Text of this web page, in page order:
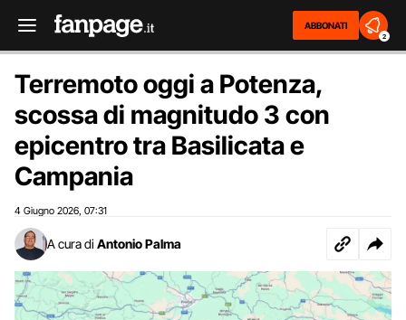
ABBONATI
2
Terremoto oggi a Potenza,
scossa di magnitudo 3 con
epicentro tra Basilicata e
Campania
4 Giugno 2026 07:31
A cura di Antonio Palma